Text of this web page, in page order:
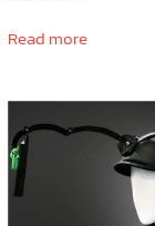
Read more